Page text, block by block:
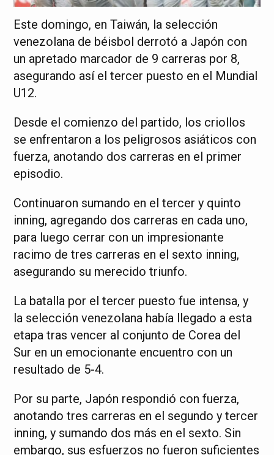
Este domingo, en Taiwán, la selección
venezolana de béisbol derrotó a Japón con
un apretado marcador de 9 carreras por 8,
asegurando así el tercer puesto en el Mundial
U12.
Desde el comienzo del partido, los criollos
se enfrentaron a los peligrosos asiáticos con
fuerza, anotando dos carreras en el primer
episodio.
Continuaron sumando en el tercer y quinto
inning, agregando dos carreras en cada uno,
para luego cerrar con un impresionante
racimo de tres carreras en el sexto inning,
asegurando su merecido triunfo.
La batalla por el tercer puesto fue intensa, y
la selección venezolana había llegado a esta
etapa tras vencer al conjunto de Corea del
Sur en un emocionante encuentro con un
resultado de 5-4.
Por su parte, Japón respondió con fuerza,
anotando tres carreras en el segundo y tercer
inning, y sumando dos más en el sexto. Sin
embargo, sus esfuerzos no fueron suficientes